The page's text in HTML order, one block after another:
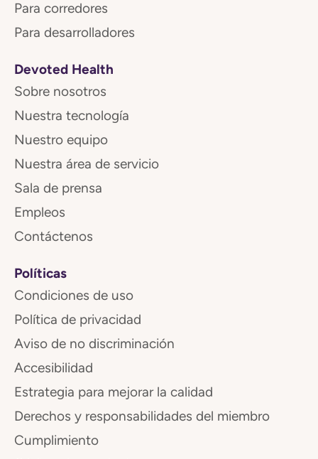
Para corredores
Para desarrolladores
Devoted Health
Sobre nosotros
Nuestra tecnología
Nuestro equipo
Nuestra área de servicio
Sala de prensa
Empleos
Contáctenos
Políticas
Condiciones de uso
Política de privacidad
Aviso de no discriminación
Accesibilidad
Estrategia para mejorar la calidad
Derechos y responsabilidades del miembro
Cumplimiento